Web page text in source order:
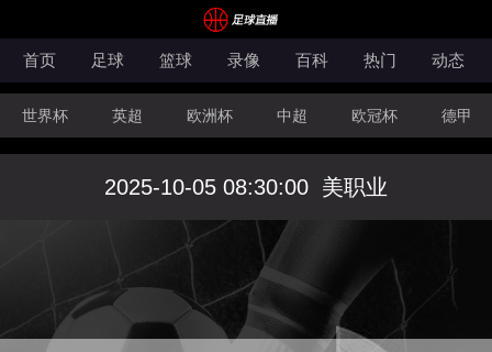
首页 足球 篮球 录像 百科 热门 动态
世界杯 英超 欧洲杯 中超 欧冠杯 德甲
CBA FIBA洲际杯
2025-10-05 08:30:00 美职业